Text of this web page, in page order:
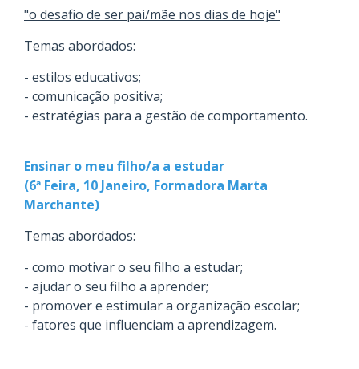
"o desafio de ser pai/mãe nos dias de hoje"
Temas abordados:
- estilos educativos;
- comunicação positiva;
- estratégias para a gestão de comportamento.
Ensinar o meu filho/a a estudar
(6ª Feira, 10 Janeiro, Formadora Marta
Marchante)
Temas abordados:
- como motivar o seu filho a estudar;
- ajudar o seu filho a aprender;
- promover e estimular a organização escolar;
- fatores que influenciam a aprendizagem.